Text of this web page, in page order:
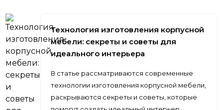
Технология изготовления корпусной
мебели: секреты и советы для
идеального интерьера
В статье рассматриваются современные
технологии изготовления корпусной мебели,
раскрываются секреты и советы, которые